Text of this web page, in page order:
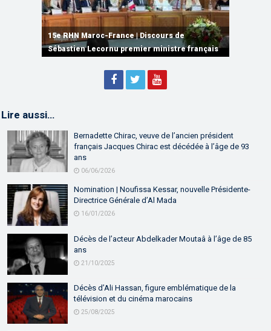
15e RHN Maroc-France | Signature de
plusieurs accords de coopération et de
partenariat
15e RHN Maroc-France | Discours de
Sébastien Lecornu premier ministre français
15e Réunion de Haut Niveau Maroc-France |
Discours de M. Aziz Akhannouch
Lire aussi…
Bernadette Chirac, veuve de l’ancien président
français Jacques Chirac est décédée à l’âge de 93
ans
06/06/2026
Nomination | Noufissa Kessar, nouvelle Présidente-
Directrice Générale d’Al Mada
16/01/2026
Décès de l’acteur Abdelkader Moutaâ à l’âge de 85
ans
21/10/2025
Décès d’Ali Hassan, figure emblématique de la
télévision et du cinéma marocains
25/08/2025